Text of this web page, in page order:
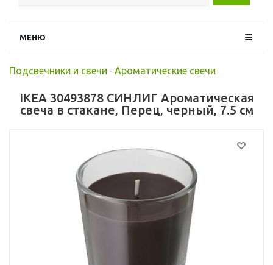
МЕНЮ
Подсвечники и свечи - Ароматические свечи
IKEA 30493878 СИНЛИГ Ароматическая
свеча в стакане, Перец, черный, 7.5 см